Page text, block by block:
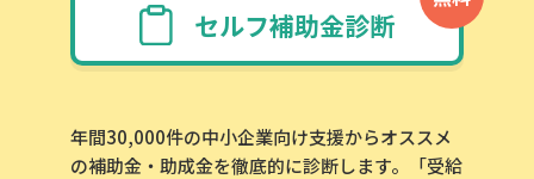
セルフ補助金診断
年間30,000件の中小企業向け支援からオススメ
の補助金・助成金を徹底的に診断します。「受給